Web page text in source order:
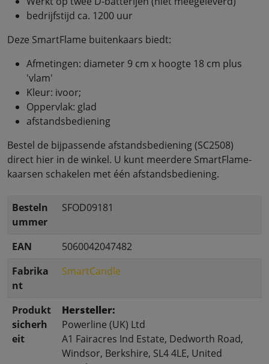
bedrijfstijd ca. 1200 uur
Deze SmartFlame buitenkaars biedt:
Afmetingen: diameter 9 cm x hoogte 18 cm plus
'vlam'
Kleur: ivoor;
Oppervlak: glad
afstandsbediening
Bestel de bijpassende afstandsbediening (SC2508)
direct hier in de winkel. U kunt meerdere SmartFlame-
kaarsen schakelen met één afstandsbediening.
Besteln
ummer
SFOD09181
EAN
5060042047482
Fabrika
nt
SmartCandle
Produkt
sicherh
eit
Hersteller:
Powerline (UK) Ltd
A1 Fairacres Ind Estate, Dedworth Road,
Windsor, Berkshire, SL4 4LE, United